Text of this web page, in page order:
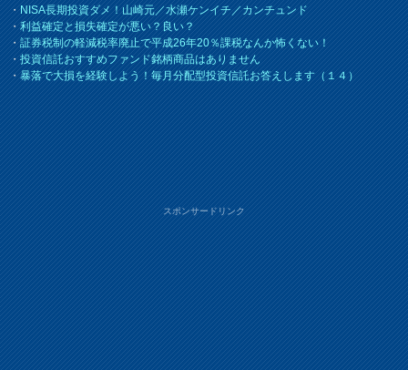
・NISA長期投資ダメ！山崎元／水瀬ケンイチ／カンチュンド
・利益確定と損失確定が悪い？良い？
・証券税制の軽減税率廃止で平成26年20％課税なんか怖くない！
・投資信託おすすめファンド銘柄商品はありません
・暴落で大損を経験しよう！毎月分配型投資信託お答えします（１４）
スポンサードリンク